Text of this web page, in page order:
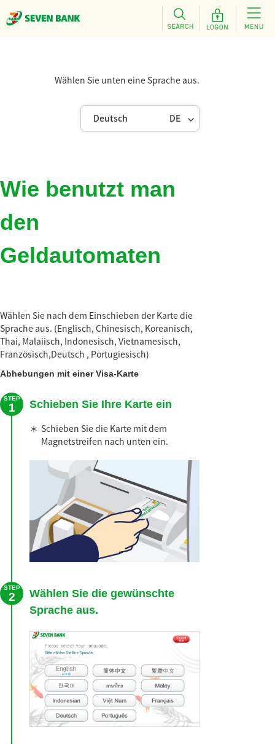
Wählen Sie unten eine Sprache aus.
Deutsch DE
Wie benutzt man
den
Geldautomaten
Wählen Sie nach dem Einschieben der Karte die
Sprache aus. (Englisch, Chinesisch, Koreanisch,
Thai, Malaiisch, Indonesisch, Vietnamesisch,
Französisch,Deutsch , Portugiesisch)
Abhebungen mit einer Visa-Karte
STEP
1
Schieben Sie Ihre Karte ein
＊ Schieben Sie die Karte mit dem
Magnetstreifen nach unten ein.
STEP
2
Wählen Sie die gewünschte
Sprache aus.